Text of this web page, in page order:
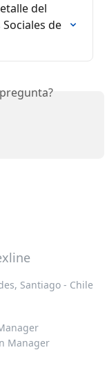
del
de
Santiago - Chile
Manager